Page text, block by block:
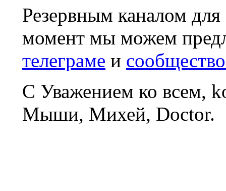
Резервным каналом
момент мы можем
телеграме и
С Уважением ко всем,
Мыши, Михей, Doctor.